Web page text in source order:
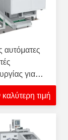
αυτόματες
για
ταινιών
τιμή